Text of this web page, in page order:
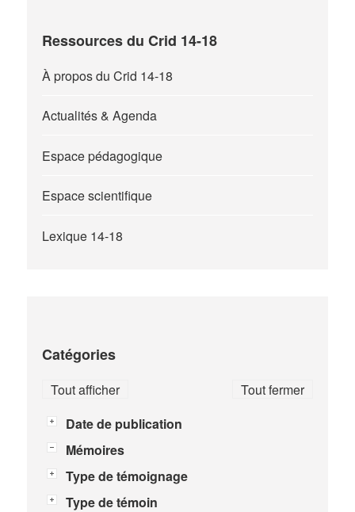
Ressources du Crid 14-18
À propos du Crid 14-18
Actualités & Agenda
Espace pédagogique
Espace scientifique
Lexique 14-18
Catégories
Tout fermer
Tout afficher
Date de publication
Mémoires
Type de témoignage
Type de témoin